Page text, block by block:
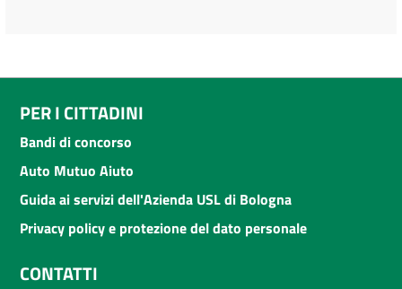
PER I CITTADINI
Bandi di concorso
Auto Mutuo Aiuto
Guida ai servizi dell'Azienda USL di Bologna
Privacy policy e protezione del dato personale
CONTATTI